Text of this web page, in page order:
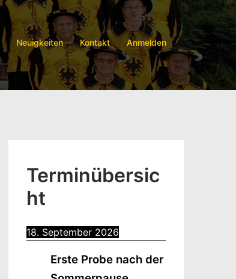
Neuigkeiten Kontakt Anmelden
Terminübersic
ht
18. September 2026
Erste Probe nach der